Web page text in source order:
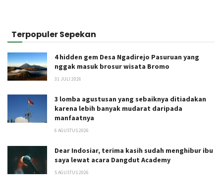
Terpopuler Sepekan
4 hidden gem Desa Ngadirejo Pasuruan yang
nggak masuk brosur wisata Bromo
31 JULI 2026
3 lomba agustusan yang sebaiknya ditiadakan
karena lebih banyak mudarat daripada
manfaatnya
6 AGUSTUS 2026
Dear Indosiar, terima kasih sudah menghibur ibu
saya lewat acara Dangdut Academy
5 AGUSTUS 2026